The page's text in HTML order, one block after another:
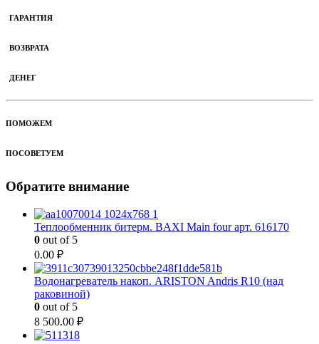
ГАРАНТИЯ
ВОЗВРАТА
ДЕНЕГ
ПОМОЖЕМ
ПОСОВЕТУЕМ
Обратите внимание
Теплообменник битерм. BAXI Main four арт. 616170
0 out of 5
0.00 ₽
Водонагреватель накоп. ARISTON Andris R10 (над
раковиной)
0 out of 5
8 500.00 ₽